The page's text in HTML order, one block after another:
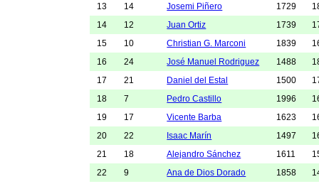
13
14 Josemi Piñero 1729
14
12 Juan Ortiz 1739
15
10 Christian G. Marconi 1839
16
24 José Manuel Rodriguez 1488
17
21 Daniel del Estal 1500
18
7 Pedro Castillo 1996
19
17 Vicente Barba 1623
20
22 Isaac Marín 1497
21
18 Alejandro Sánchez 1611
22
9 Ana de Dios Dorado 1858